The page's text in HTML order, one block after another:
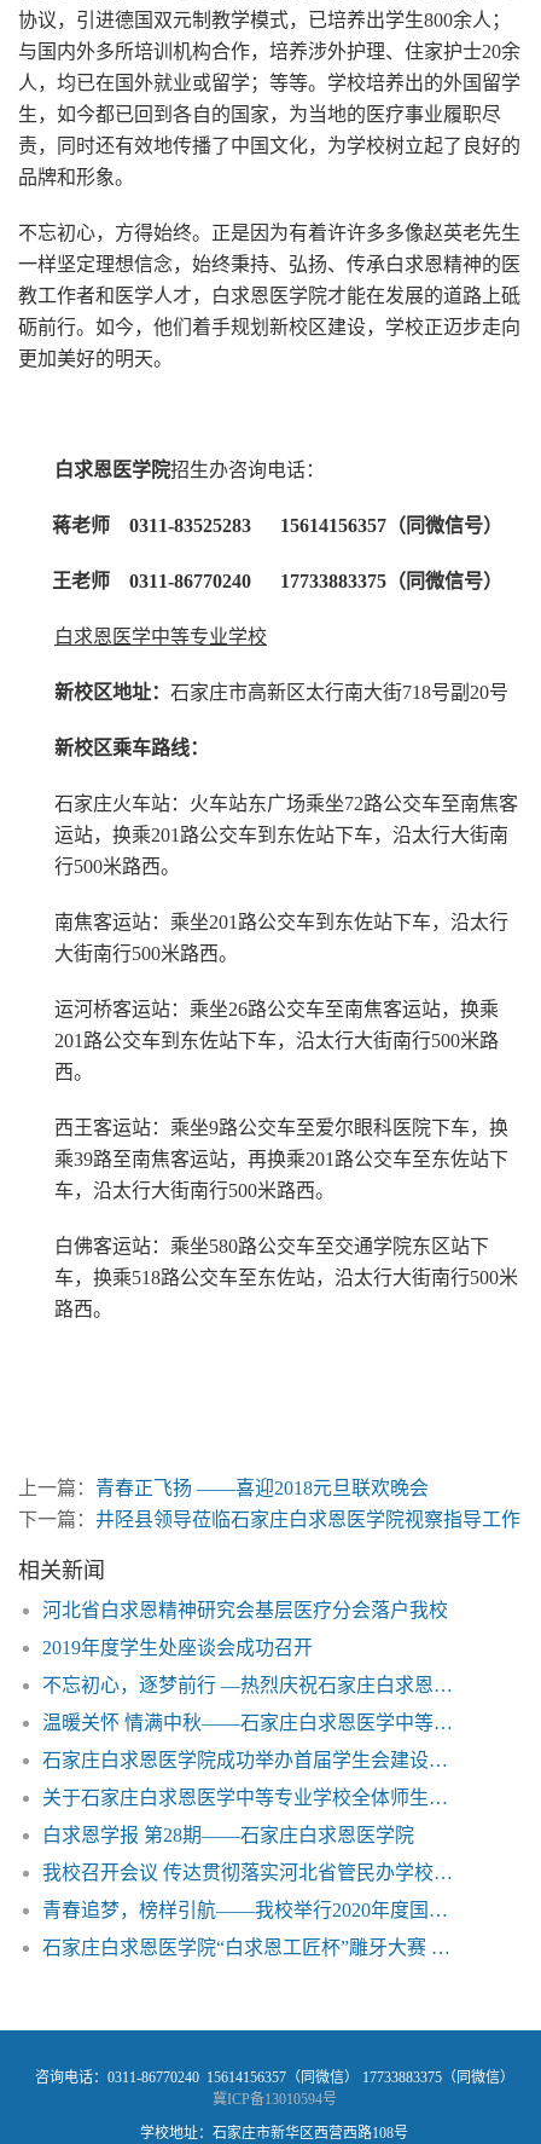
协议，引进德国双元制教学模式，已培养出学生800余人；
与国内外多所培训机构合作，培养涉外护理、住家护士20余
人，均已在国外就业或留学；等等。学校培养出的外国留学
生，如今都已回到各自的国家，为当地的医疗事业履职尽
责，同时还有效地传播了中国文化，为学校树立起了良好的
品牌和形象。
不忘初心，方得始终。正是因为有着许许多多像赵英老先生
一样坚定理想信念，始终秉持、弘扬、传承白求恩精神的医
教工作者和医学人才，白求恩医学院才能在发展的道路上砥
砺前行。如今，他们着手规划新校区建设，学校正迈步走向
更加美好的明天。
白求恩医学院招生办咨询电话：
蒋老师 0311-83525283 15614156357（同微信号）
王老师 0311-86770240 17733883375（同微信号）
白求恩医学中等专业学校
新校区地址： 石家庄市高新区太行南大街718号副20号
新校区乘车路线：
石家庄火车站：火车站东广场乘坐72路公交车至南焦客
运站，换乘201路公交车到东佐站下车，沿太行大街南
行500米路西。
南焦客运站：乘坐201路公交车到东佐站下车，沿太行
大街南行500米路西。
运河桥客运站：乘坐26路公交车至南焦客运站，换乘
201路公交车到东佐站下车，沿太行大街南行500米路
西。
西王客运站：乘坐9路公交车至爱尔眼科医院下车，换
乘39路至南焦客运站，再换乘201路公交车至东佐站下
车，沿太行大街南行500米路西。
白佛客运站：乘坐580路公交车至交通学院东区站下
车，换乘518路公交车至东佐站，沿太行大街南行500米
路西。
上一篇： 青春正飞扬 ——喜迎2018元旦联欢晚会
下一篇： 井陉县领导莅临石家庄白求恩医学院视察指导工作
相关新闻
河北省白求恩精神研究会基层医疗分会落户我校
2019年度学生处座谈会成功召开
不忘初心，逐梦前行 —热烈庆祝石家庄白求恩医学院新建两所教学实习基地
温暖关怀 情满中秋——石家庄白求恩医学中等专业学校
石家庄白求恩医学院成功举办首届学生会建设培训班
关于石家庄白求恩医学中等专业学校全体师生做好新型肺炎疫情防控工作的重要通知
白求恩学报 第28期——石家庄白求恩医学院
我校召开会议 传达贯彻落实河北省管民办学校党委书记、举办者、校长座谈会会议精神
青春追梦，榜样引航——我校举行2020年度国家奖学金颁奖典礼
石家庄白求恩医学院“白求恩工匠杯”雕牙大赛 获得圆满成功
咨询电话：0311-86770240 15614156357（同微信） 17733883375（同微信）
冀ICP备13010594号
学校地址：石家庄市新华区西营西路108号